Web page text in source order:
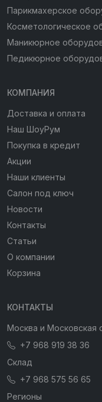
Парикмахерское
Косметологическое
Маникюрное
Педикюрное
КОМПАНИЯ
Доставка и оплата
Наш ШоуРум
Покупка в кредит
Акции
Наши клиенты
Салон под ключ
Новости
Контакты
Статьи
О компании
Корзина
КОНТАКТЫ
Москва и Московская
+7 968 919 38 36
Склад
+7 968 575 56 65
Регионы